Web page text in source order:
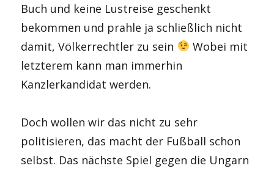
Buch und keine Lustreise geschenkt
bekommen und prahle ja schließlich nicht
damit, Völkerrechtler zu sein
Wobei mit
letzterem kann man immerhin
Kanzlerkandidat werden.
Doch wollen wir das nicht zu sehr
politisieren, das macht der Fußball schon
selbst. Das nächste Spiel gegen die Ungarn